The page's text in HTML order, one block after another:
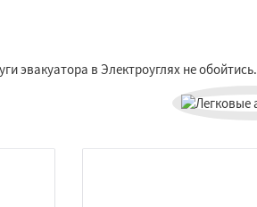
эвакуатора в Электроуглях не обойтись.